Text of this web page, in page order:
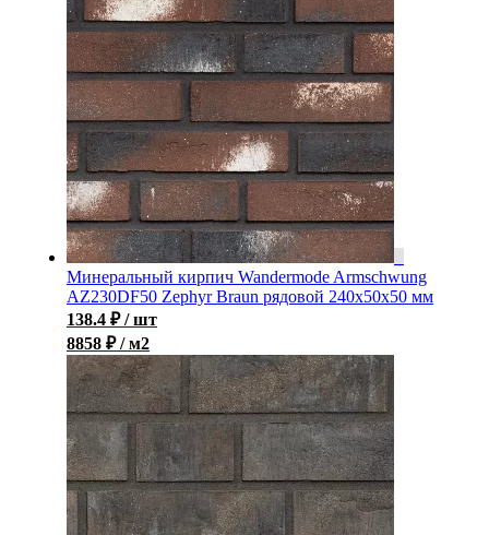
Минеральный кирпич Wandermode Armschwung
AZ230DF50 Zephyr Braun рядовой 240x50x50 мм
138.4 ₽ / шт
8858 ₽ / м2